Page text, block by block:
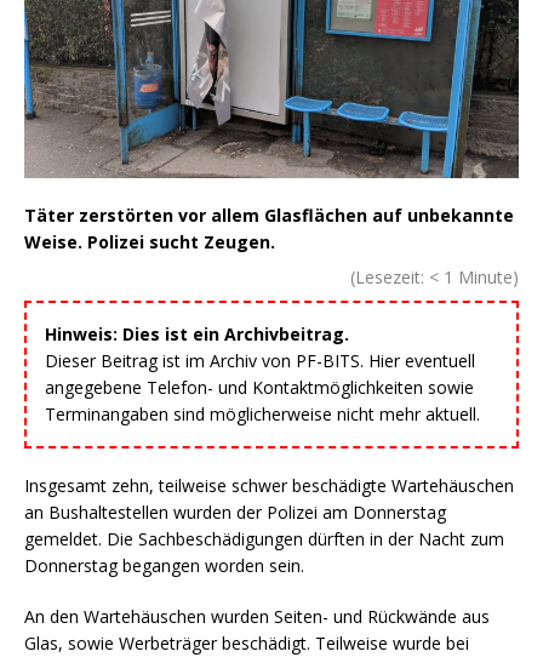
Täter zerstörten vor allem Glasflächen auf unbekannte
Weise. Polizei sucht Zeugen.
(Lesezeit: < 1 Minute)
Hinweis: Dies ist ein Archivbeitrag.
Dieser Beitrag ist im Archiv von PF-BITS. Hier eventuell
angegebene Telefon- und Kontaktmöglichkeiten sowie
Terminangaben sind möglicherweise nicht mehr aktuell.
Insgesamt zehn, teilweise schwer beschädigte Wartehäuschen
an Bushaltestellen wurden der Polizei am Donnerstag
gemeldet. Die Sachbeschädigungen dürften in der Nacht zum
Donnerstag begangen worden sein.
An den Wartehäuschen wurden Seiten- und Rückwände aus
Glas, sowie Werbeträger beschädigt. Teilweise wurde bei